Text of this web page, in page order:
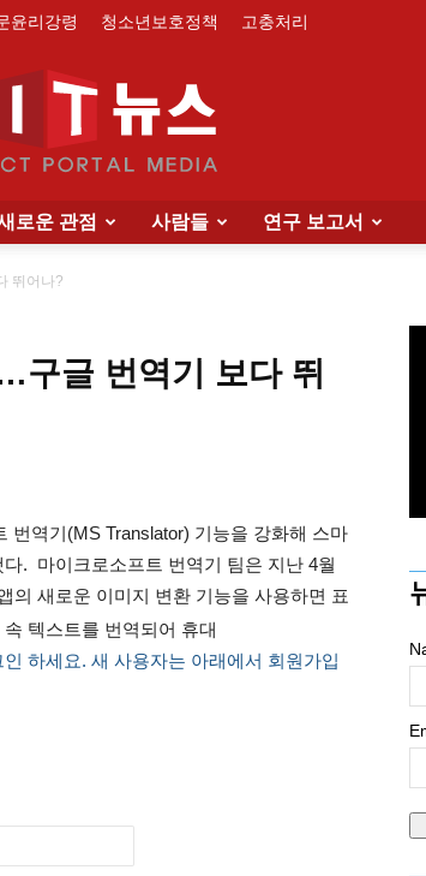
윤리강령 청소년보호정책 고충처리
로운 관점 사람들 연구 보고서
뛰어나?
구글 번역기 보다 뛰
번역기(MS Translator) 기능을 강화해 스마
. 마이크로소프트 번역기 팀은 지난 4월
의 새로운 이미지 변환 기능을 사용하면 표
텍스트를 번역되어 휴대
하세요. 새 사용자는 아래에서 회원가입